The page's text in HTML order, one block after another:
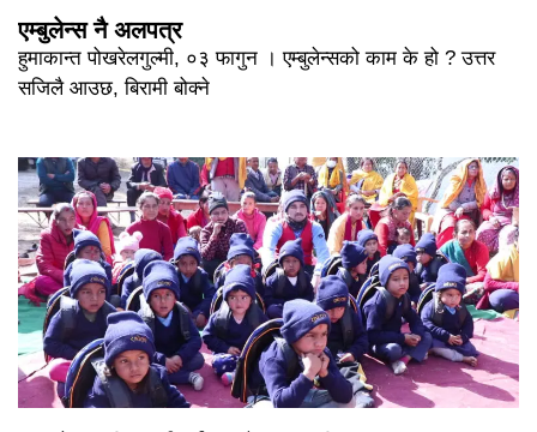
एम्बुलेन्स नै अलपत्र
हुमाकान्त पोखरेलगुल्मी, ०३ फागुन । एम्बुलेन्सको काम के हो ? उत्तर
सजिलै आउछ, बिरामी बोक्ने